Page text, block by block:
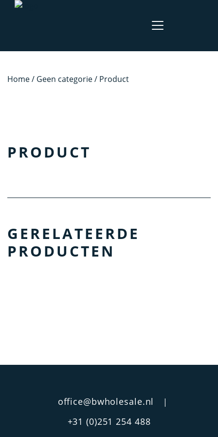
Home/ Geen categorie/ Product
PRODUCT
GERELATEERDE
PRODUCTEN
office@bwholesale.nl |
+31 (0)251 254 488